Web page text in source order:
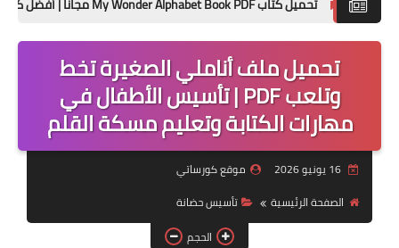
المرحلة الثانوية
تأسيس حضانة
موضوعات
تكنولوجيا
تحميل ملف أناملي الصغيرة تخط
وتلعب PDF | تأسيس الأطفال في
مهارات الكتابة وتعليم مسكة القلم
16 يونيو 2026
موقع كورساتي
الصفحة الرئيسية
تأسيس حضانة
الحجم